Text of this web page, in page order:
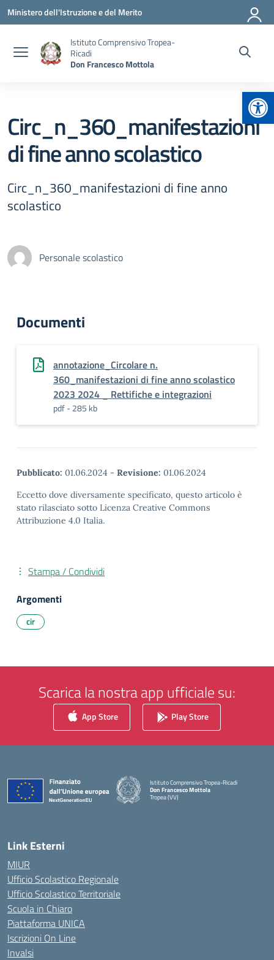
Vai ai contenuti
Vai al menu di navigazione
Vai al footer
Ministero dell'Istruzione e del Merito
Istituto Comprensivo Tropea-
Ricadi
Don Francesco Mottola
Circ_n_360_manifestazioni
di fine anno scolastico
Circ_n_360_manifestazioni di fine anno
scolastico
Personale scolastico
Documenti
annotazione_Circolare n.
360_manifestazioni di fine anno scolastico
2023 2024 _ Rettifiche e integrazioni
pdf - 285 kb
Pubblicato: 01.06.2024 - Revisione: 01.06.2024
Eccetto dove diversamente specificato, questo articolo è
stato rilasciato sotto Licenza Creative Commons
Attribuzione 4.0 Italia.
Stampa / Condividi
Argomenti
cir
Scarica la nostra app ufficiale su:
App Store Play Store
Istituto Comprensivo Tropea-Ricadi
Don Francesco Mottola
Tropea (VV)
— Visita la pagina iniziale della scuola
Link Esterni
MIUR
Ufficio Scolastico Regionale
Ufficio Scolastico Territoriale
Scuola in Chiaro
Piattaforma UNICA
Iscrizioni On Line
Invalsi